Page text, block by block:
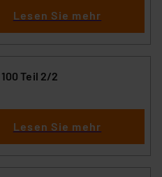
Lesen Sie mehr
Teil 2/2
Lesen Sie mehr